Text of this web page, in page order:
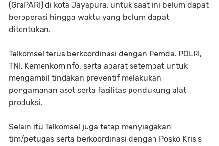
(GraPARI) di kota Jayapura, untuk saat ini belum dapat
beroperasi hingga waktu yang belum dapat
ditentukan.
Telkomsel terus berkoordinasi dengan Pemda, POLRI,
TNI, Kemenkominfo, serta aparat setempat untuk
mengambil tindakan preventif melakukan
pengamanan aset serta fasilitas pendukung alat
produksi.
Selain itu Telkomsel juga tetap menyiagakan
tim/petugas serta berkoordinasi dengan Posko Krisis